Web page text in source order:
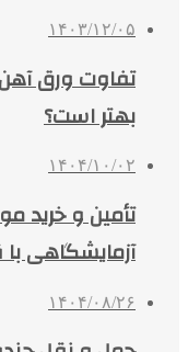
۱۴۰۳/۱۲/۰۵
تفاوت ورق
بهتر است؟
۱۴۰۴/۱۰/۰۲
تأمین و خرید
آزمایشگاهی
۱۴۰۴/۰۸/۲۶